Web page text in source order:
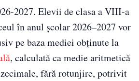
2027. Elevii de clasa a VIII-a
în anul școlar 2026–2027 vor
pe baza mediei obținute la
, calculată ca medie aritmetică
fără rotunjire, potrivit